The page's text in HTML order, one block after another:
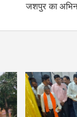
जशपुर का